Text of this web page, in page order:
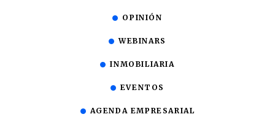
OPINIÓN
WEBINARS
INMOBILIARIA
EVENTOS
AGENDA EMPRESARIAL